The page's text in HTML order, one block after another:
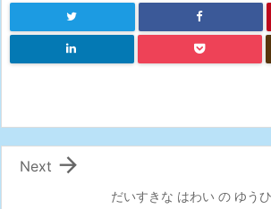
だいすきな はわい の ゆうひ

Next